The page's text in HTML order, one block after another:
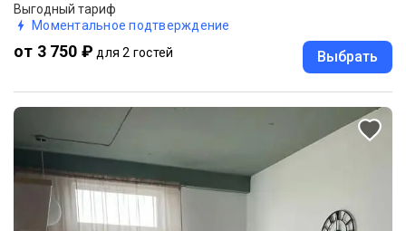
Выгодный тариф
Моментальное подтверждение
от 3 750 ₽ для 2 гостей Выбрать